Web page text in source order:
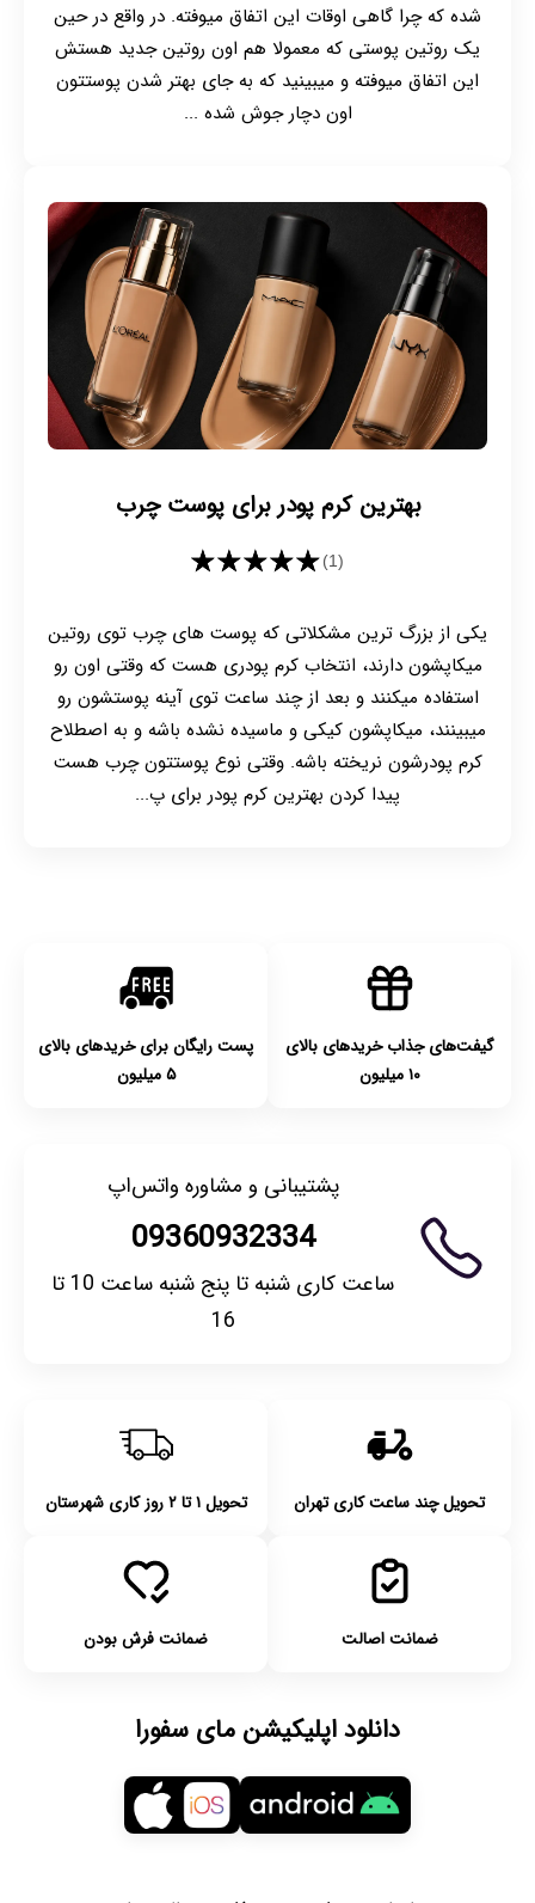
شده که چرا گاهی اوقات این اتفاق میوفته. در واقع در حین
یک روتین پوستی که معمولا هم اون روتین جدید هستش
این اتفاق میوفته و میبینید که به جای بهتر شدن پوستتون
اون دچار جوش شده ...
بهترین کرم پودر برای پوست چرب
★★★★★(1)
یکی از بزرگ ترین مشکلاتی که پوست های چرب توی روتین
میکاپشون دارند، انتخاب کرم پودری هست که وقتی اون رو
استفاده میکنند و بعد از چند ساعت توی آینه پوستشون رو
میبینند، میکاپشون کیکی و ماسیده نشده باشه و به اصطلاح
کرم پودرشون نریخته باشه. وقتی نوع پوستتون چرب هست
پیدا کردن بهترین کرم پودر برای پ...
گیفت‌های جذاب خریدهای بالای
۱۰ میلیون
پست رایگان برای خریدهای بالای
۵ میلیون
پشتیبانی و مشاوره واتس‌اپ
09360932334
ساعت کاری شنبه تا پنج شنبه ساعت 10 تا
16
تحویل چند ساعت کاری تهران تحویل ۱ تا ۲ روز کاری شهرستان
ضمانت اصالت ضمانت فرش بودن
دانلود اپلیکیشن مای سفورا